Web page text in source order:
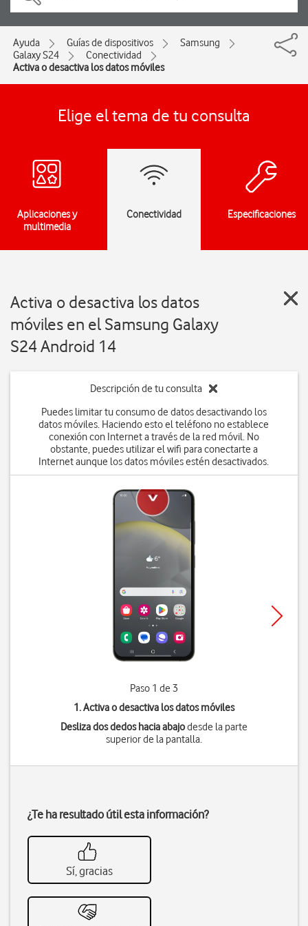
Ayuda Guías de dispositivos
Samsung
Galaxy S24
Conectividad
Activa o desactiva los datos móviles
Elige el tema de tu consulta
Aplicaciones y
multimedia
Conectividad Especificaciones
Activa o desactiva los datos
móviles en el Samsung Galaxy
S24 Android 14
Descripción de tu consulta
Puedes limitar tu consumo de datos desactivando los
datos móviles. Haciendo esto el teléfono no establece
conexión con Internet a través de la red móvil. No
obstante, puedes utilizar el wifi para conectarte a
Internet aunque los datos móviles estén desactivados.
Paso 1 de 3
1. Activa o desactiva los datos móviles
Desliza dos dedos hacia abajodesde la parte
superior de la pantalla.
¿Te ha resultado útil esta información?
Sí, gracias